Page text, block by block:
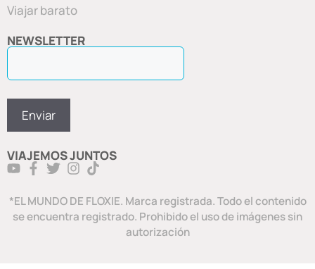
Viajar barato
NEWSLETTER
VIAJEMOS JUNTOS
*EL MUNDO DE FLOXIE. Marca registrada. Todo el contenido
se encuentra registrado. Prohibido el uso de imágenes sin
autorización